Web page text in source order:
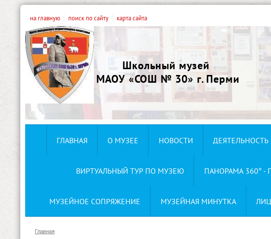
на главную поиск по сайту карта сайта
Школьный музей
МАОУ «СОШ № 30» г. Перми
ГЛАВНАЯ О МУЗЕЕ НОВОСТИ ДЕЯТЕЛЬНОСТЬ
ВИРТУАЛЬНЫЙ ТУР ПО МУЗЕЮ ПАНОРАМА 360° -
МУЗЕЙНОЕ СОПРЯЖЕНИЕ МУЗЕЙНАЯ МИНУТКА
Главная